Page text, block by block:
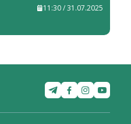
11:30 / 31.07.2025